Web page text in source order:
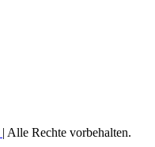
| Alle Rechte vorbehalten.